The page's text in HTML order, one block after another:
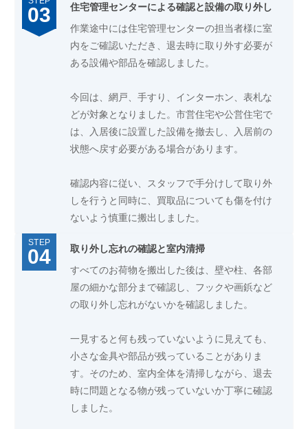
住宅管理センターによる確認と設備の取り外し
作業途中には住宅管理センターの担当者様に室
内をご確認いただき、退去時に取り外す必要が
ある設備や部品を確認しました。
今回は、網戸、手すり、インターホン、表札な
どが対象となりました。市営住宅や公営住宅で
は、入居後に設置した設備を撤去し、入居前の
状態へ戻す必要がある場合があります。
確認内容に従い、スタッフで手分けして取り外
しを行うと同時に、買取品についても傷を付け
ないよう慎重に搬出しました。
取り外し忘れの確認と室内清掃
すべてのお荷物を搬出した後は、壁や柱、各部
屋の細かな部分まで確認し、フックや画鋲など
の取り外し忘れがないかを確認しました。
一見すると何も残っていないように見えても、
小さな金具や部品が残っていることがありま
す。そのため、室内全体を清掃しながら、退去
時に問題となる物が残っていないか丁寧に確認
しました。